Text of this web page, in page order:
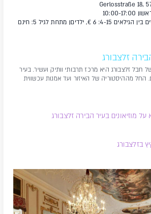
17:00
זלצבורג
חבל זלצבורג היא מרכז תרבותי וותיק ועשיר. בעיר
החל מההיסטוריה של האיזור ועד אמנות עכשווית
מוזיאונים בעיר הבירה זלצבורג
בזלצבורג